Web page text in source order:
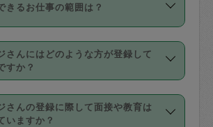
や現金払いも対応していませ
スカジさんの交通費も、依頼料
求と合わせてお支払いとなりま
表示されます。
週定期の場合は３回以上のキャ
有償（1200円、隔週定期の場合
上のキャンセルが有償（1200
間です。
９時～１２時
３時～１６時
８時～２１時
を２時間前後変更することが可
きるお仕事の範囲は？
理収納、洗濯、買い物、料理、
です。タスカジさんによってで
の範囲が異なりますので、依頼
タスカジさんのプロフィールで
ください。
さんにはどのような方が登録して
すか？
て長年の家事経験をお持ちの
士・調理師といった資格者で保
さんの登録に際して面接や教育は
いますか？